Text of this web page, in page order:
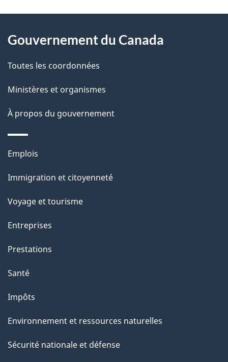
D
t
a
l
s
l
a
a
g
"
propos
ce
site
Gouvernement du Canada
Toutes les coordonnées
Ministères et organismes
À propos du gouvernement
Thèmes
sujets
Emplois
Immigration et citoyenneté
Voyage et tourisme
Entreprises
Prestations
Santé
Impôts
Environnement et ressources naturelles
Sécurité nationale et défense